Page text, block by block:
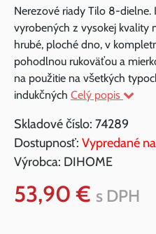
Nerezové riady Tilo 8-dielne.
vyrobených z vysokej kvality
hrubé, ploché dno, v
pohodlnou rukoväťou a
na použitie na všetkých
indukčných Celý popis
Skladové číslo: 74289
Dostupnosť: Vypredané
Výrobca: DIHOME
53,90 € s DPH